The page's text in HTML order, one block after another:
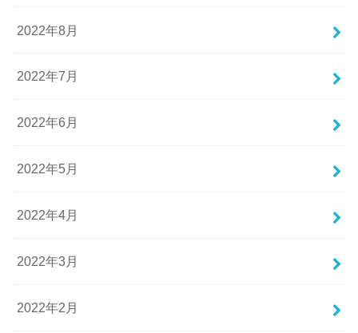
2022年8月
2022年7月
2022年6月
2022年5月
2022年4月
2022年3月
2022年2月